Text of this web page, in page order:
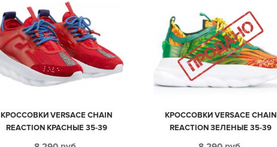
КРОССОВКИ VERSACE CHAIN
REACTION КРАСНЫЕ 35-39
КРОССОВКИ VERSACE CHAIN
REACTION ЗЕЛЕНЫЕ 35-39